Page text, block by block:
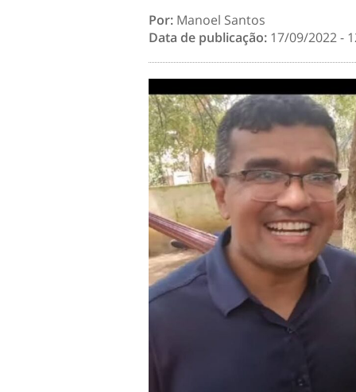
Por: Manoel Santos
Data de publicação: 17/09/2022 -